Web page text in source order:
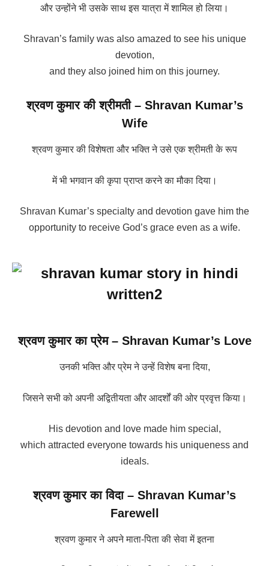
और उन्होंने भी उसके साथ इस यात्रा में शामिल हो लिया।
Shravan’s family was also amazed to see his unique
devotion,
and they also joined him on this journey.
श्रवण कुमार की श्रीमती – Shravan Kumar’s
Wife
श्रवण कुमार की विशेषता और भक्ति ने उसे एक श्रीमती के रूप
में भी भगवान की कृपा प्राप्त करने का मौका दिया।
Shravan Kumar’s specialty and devotion gave him the
opportunity to receive God’s grace even as a wife.
श्रवण कुमार का प्रेम – Shravan Kumar’s Love
उनकी भक्ति और प्रेम ने उन्हें विशेष बना दिया,
जिसने सभी को अपनी अद्वितीयता और आदर्शों की ओर प्रवृत्त किया।
His devotion and love made him special,
which attracted everyone towards his uniqueness and
ideals.
श्रवण कुमार का विदा – Shravan Kumar’s
Farewell
श्रवण कुमार ने अपने माता-पिता की सेवा में इतना